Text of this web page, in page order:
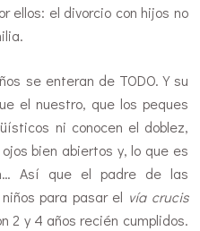
ellos: el divorcio con hijos no
se enteran de TODO. Y su
el nuestro, que los peques
ni conocen el doblez,
bien abiertos y, lo que es
Así que el padre de las
para pasar el vía crucis
2 y 4 años recién cumplidos.